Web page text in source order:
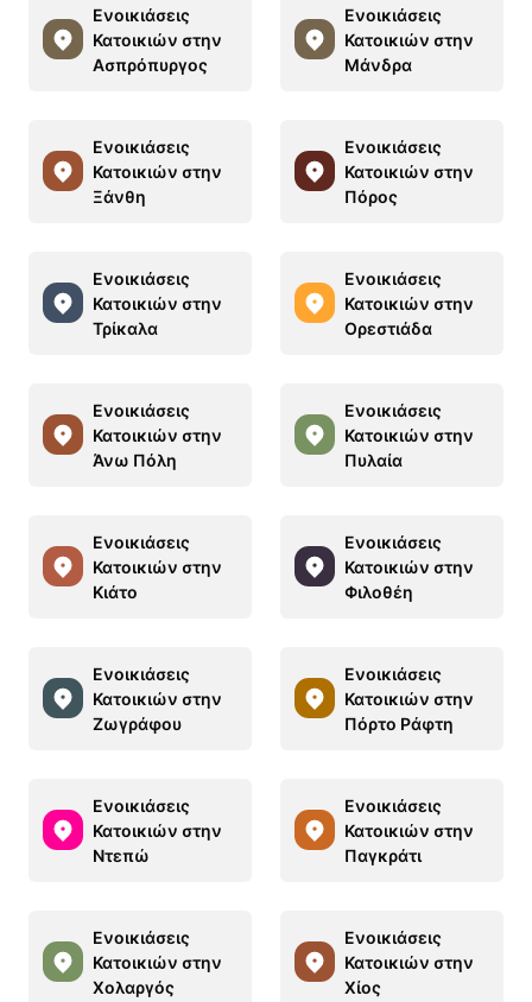
Ενοικιάσεις
Κατοικιών στην
Ασπρόπυργος
Ενοικιάσεις
Κατοικιών στην
Μάνδρα
Ενοικιάσεις
Κατοικιών στην
Ξάνθη
Ενοικιάσεις
Κατοικιών στην
Πόρος
Ενοικιάσεις
Κατοικιών στην
Τρίκαλα
Ενοικιάσεις
Κατοικιών στην
Ορεστιάδα
Ενοικιάσεις
Κατοικιών στην
Άνω Πόλη
Ενοικιάσεις
Κατοικιών στην
Πυλαία
Ενοικιάσεις
Κατοικιών στην
Κιάτο
Ενοικιάσεις
Κατοικιών στην
Φιλοθέη
Ενοικιάσεις
Κατοικιών στην
Ζωγράφου
Ενοικιάσεις
Κατοικιών στην
Πόρτο Ράφτη
Ενοικιάσεις
Κατοικιών στην
Ντεπώ
Ενοικιάσεις
Κατοικιών στην
Παγκράτι
Ενοικιάσεις
Κατοικιών στην
Χολαργός
Ενοικιάσεις
Κατοικιών στην
Χίος